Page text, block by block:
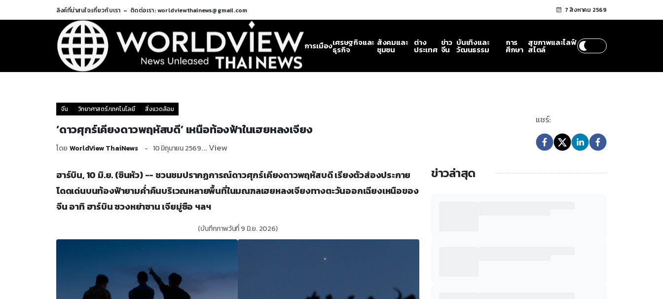
ลิงค์ที่น่าสนใจ:เกี่ยวกับเรา ติดต่อเรา: worldviewthainews@gmail.com 7 สิงหาคม 2569
การเมืองเศรษฐกิจและ
ธุรกิจ
สังคมและ
ชุมชน
ต่าง
ประเทศ
ข่าว
จีน
บันเทิงและ
วัฒนธรรม
การ
ศึกษา
สุขภาพและไลฟ์
สไตล์
จีน วิทยาศาสตร์/เทคโนโลยี สิ่งแวดล้อม
‘ดาวศุกร์เคียงดาวพฤหัสบดี’ เหนือท้องฟ้าในเฮยหลงเจียง
โดย WorldView ThaiNews 10 มิถุนายน 2569... View
แชร์:
ฮาร์บิน, 10 มิ.ย. (ซินหัว) -- ชวนชมปรากฏการณ์ดาวศุกร์เคียงดาวพฤหัสบดี เรียงตัวส่องประกาย
โดดเด่นบนท้องฟ้ายามค่ำคืนบริเวณหลายพื้นที่ในมณฑลเฮยหลงเจียงทางตะวันออกเฉียงเหนือของ
จีน อาทิ ฮาร์บิน ซวงหย่าซาน เจียมู่ซือ ฯลฯ
(บันทึกภาพวันที่ 9 มิ.ย. 2026)
ข่าวล่าสุด